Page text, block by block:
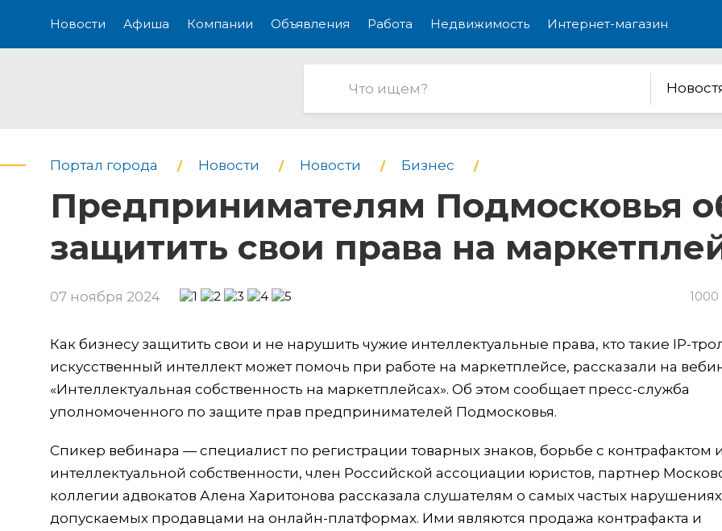
Новости Афиша Компании Объявления Работа Недвижимость Интернет-магазин
Портал города Новости Новости Бизнес
Предпринимателям Подмосковья
защитить свои права на
07 ноября 2024 1000
Как бизнесу защитить свои и не нарушить чужие интеллектуальные права, кто такие IP-
искусственный интеллект может помочь при работе на маркетплейсе, рассказали на
«Интеллектуальная собственность на маркетплейсах». Об этом сообщает пресс-служба
уполномоченного по защите прав предпринимателей Подмосковья.
Спикер вебинара — специалист по регистрации товарных знаков, борьбе с контрафактом
интеллектуальной собственности, член Российской ассоциации юристов, партнер
коллегии адвокатов Алена Харитонова рассказала слушателям о самых частых
допускаемых продавцами на онлайн-платформах. Ими являются продажа контрафакта и